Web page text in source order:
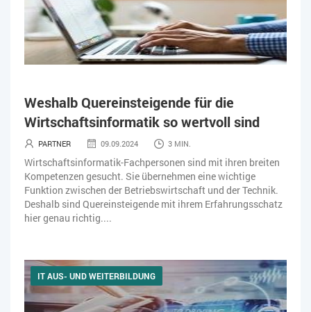
Weshalb Quereinsteigende für die
Wirtschaftsinformatik so wertvoll sind
PARTNER 09.09.2024 3 MIN.
Wirtschaftsinformatik-Fachpersonen sind mit ihren breiten
Kompetenzen gesucht. Sie übernehmen eine wichtige
Funktion zwischen der Betriebswirtschaft und der Technik.
Deshalb sind Quereinsteigende mit ihrem Erfahrungsschatz
hier genau richtig....
IT AUS- UND WEITERBILDUNG